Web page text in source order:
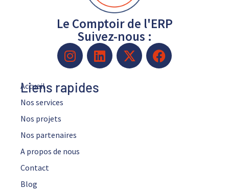
Le Comptoir de l'ERP
Suivez-nous :
Liens rapides
Accueil
Nos services
Nos projets
Nos partenaires
A propos de nous
Contact
Blog